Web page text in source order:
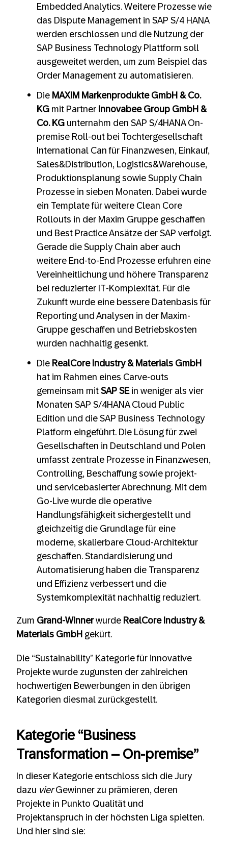
Embedded Analytics. Weitere Prozesse wie
das Dispute Management in SAP S/4 HANA
werden erschlossen und die Nutzung der
SAP Business Technology Plattform soll
ausgeweitet werden, um zum Beispiel das
Order Management zu automatisieren.
Die MAXIM Markenprodukte GmbH & Co.
KG mit Partner Innovabee Group GmbH &
Co. KG unternahm den SAP S/4HANA On-
premise Roll-out bei Tochtergesellschaft
International Can für Finanzwesen, Einkauf,
Sales&Distribution, Logistics&Warehouse,
Produktionsplanung sowie Supply Chain
Prozesse in sieben Monaten. Dabei wurde
ein Template für weitere Clean Core
Rollouts in der Maxim Gruppe geschaffen
und Best Practice Ansätze der SAP verfolgt.
Gerade die Supply Chain aber auch
weitere End-to-End Prozesse erfuhren eine
Vereinheitlichung und höhere Transparenz
bei reduzierter IT-Komplexität. Für die
Zukunft wurde eine bessere Datenbasis für
Reporting und Analysen in der Maxim-
Gruppe geschaffen und Betriebskosten
wurden nachhaltig gesenkt.
Die RealCore Industry & Materials GmbH
hat im Rahmen eines Carve-outs
gemeinsam mit SAP SEin weniger als vier
Monaten SAP S/4HANA Cloud Public
Edition und die SAP Business Technology
Platform eingeführt. Die Lösung für zwei
Gesellschaften in Deutschland und Polen
umfasst zentrale Prozesse in Finanzwesen,
Controlling, Beschaffung sowie projekt-
und servicebasierter Abrechnung. Mit dem
Go‑Live wurde die operative
Handlungsfähigkeit sichergestellt und
gleichzeitig die Grundlage für eine
moderne, skalierbare Cloud‑Architektur
geschaffen. Standardisierung und
Automatisierung haben die Transparenz
und Effizienz verbessert und die
Systemkomplexität nachhaltig reduziert.
Zum Grand-Winnerwurde RealCore Industry &
Materials GmbH gekürt.
Die “Sustainability​” Kategorie für innovative
Projekte wurde zugunsten der zahlreichen
hochwertigen Bewerbungen in den übrigen
Kategorien diesmal zurückgestellt.
Kategorie “Business
Transformation – On-premise”
In dieser Kategorie entschloss sich die Jury
dazu vierGewinner zu prämieren, deren
Projekte in Punkto Qualität und
Projektanspruch in der höchsten Liga spielten.
Und hier sind sie: